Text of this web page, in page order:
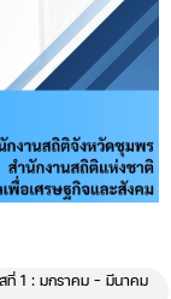
ที่ 1 : มกราคม - มีนาคม